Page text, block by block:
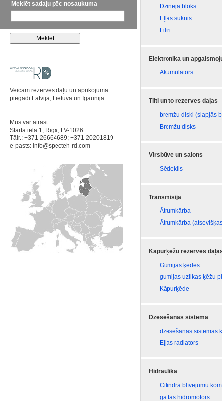
Meklēt sadaļu pēc nosaukuma
Veicam rezerves daļu un aprīkojuma
piegādi Latvijā, Lietuvā un Igaunijā.
Mūs var atrast:
Starta ielā 1, Rīgā, LV-1026.
Tālr.: +371 26664689; +371 20201819
e-pasts: info@specteh-rd.com
Dzinēja bloks
Eļļas sūknis
Filtri
Elektronika un
Akumulators
Tilti un to rezerves daļas
bremžu diski (slapjās
Bremžu disks
Virsbūve un salons
Sēdeklis
Transmisija
Ātrumkārba
Ātrumkārba
Kāpurķēžu rezerves
Gumijas ķēdes
gumijas uzlikas ķēžu
Kāpurķēde
Dzesēšanas sistēma
dzesēšanas sistēmas
Eļļas radiators
Hidraulika
Cilindra blīvējumu
gaitas hidromotors